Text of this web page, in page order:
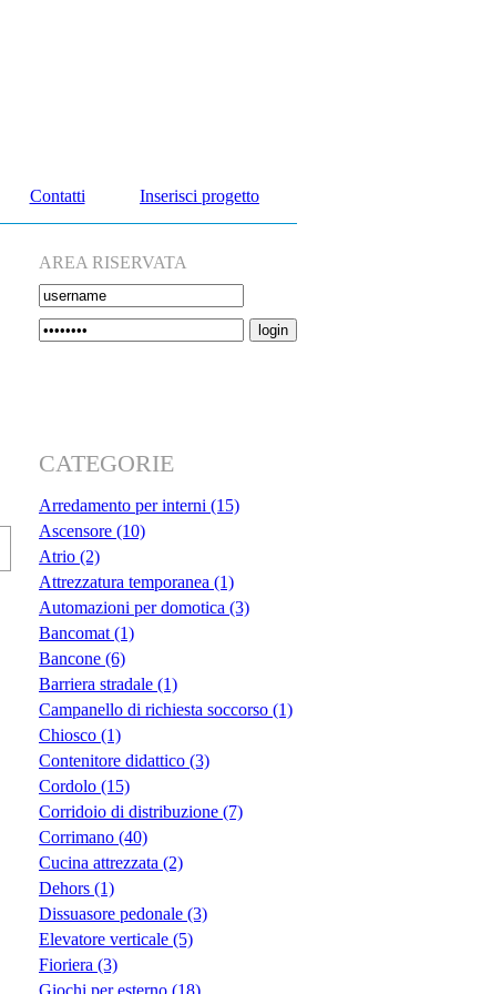
Contatti Inserisci progetto
AREA RISERVATA
CATEGORIE
Arredamento per interni (15)
Ascensore (10)
Atrio (2)
Attrezzatura temporanea (1)
Automazioni per domotica (3)
Bancomat (1)
Bancone (6)
Barriera stradale (1)
Campanello di richiesta soccorso (1)
Chiosco (1)
Contenitore didattico (3)
Cordolo (15)
Corridoio di distribuzione (7)
Corrimano (40)
Cucina attrezzata (2)
Dehors (1)
Dissuasore pedonale (3)
Elevatore verticale (5)
Fioriera (3)
Giochi per esterno (18)